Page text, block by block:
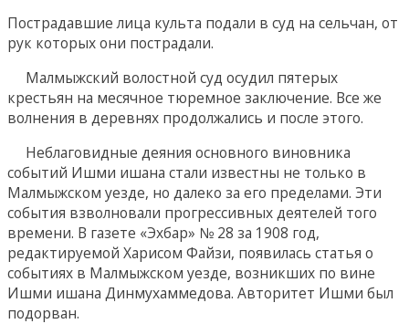
Пострадавшие лица культа подали в суд на сельчан, от
рук которых они пострадали.
Малмыжский волостной суд осудил пятерых
крестьян на месячное тюремное заключение. Все же
волнения в деревнях продолжались и после этого.
Неблаговидные деяния основного виновника
событий Ишми ишана стали известны не только в
Малмыжском уезде, но далеко за его пределами. Эти
события взволновали прогрессивных деятелей того
времени. В газете «Эхбар» № 28 за 1908 год,
редактируемой Харисом Файзи, появилась статья о
событиях в Малмыжском уезде, возникших по вине
Ишми ишана Динмухаммедова. Авторитет Ишми был
подорван.